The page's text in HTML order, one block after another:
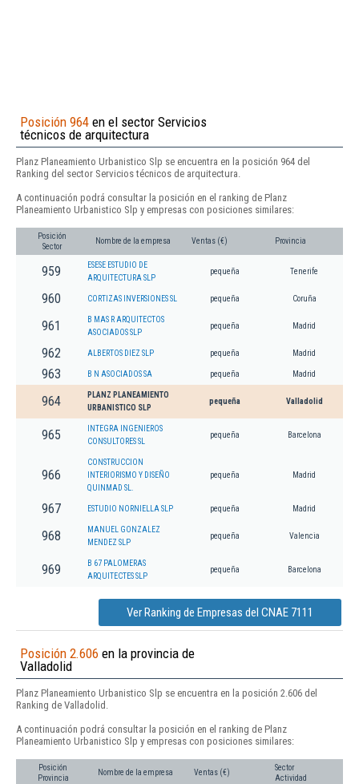
Posición 964 en el sector Servicios
técnicos de arquitectura
Planz Planeamiento Urbanistico Slp se encuentra en la posición 964 del
Ranking del sector Servicios técnicos de arquitectura.
A continuación podrá consultar la posición en el ranking de Planz
Planeamiento Urbanistico Slp y empresas con posiciones similares:
Posición
Sector
Nombre de la empresa Ventas (€) Provincia
959
ESESE ESTUDIO DE
ARQUITECTURA SLP
pequeña Tenerife
960 CORTIZAS INVERSIONES SL pequeña Coruña
961
B MAS R ARQUITECTOS
ASOCIADOS SLP
pequeña Madrid
962 ALBERTOS DIEZ SLP pequeña Madrid
963 B N ASOCIADOS SA pequeña Madrid
964
PLANZ PLANEAMIENTO
URBANISTICO SLP
pequeña Valladolid
965
INTEGRA INGENIEROS
CONSULTORES SL
pequeña Barcelona
966
CONSTRUCCION
INTERIORISMO Y DISEÑO
QUINMAD SL.
pequeña Madrid
967 ESTUDIO NORNIELLA SLP pequeña Madrid
968
MANUEL GONZALEZ
MENDEZ SLP
pequeña Valencia
969
B 67 PALOMERAS
ARQUITECTES SLP
pequeña Barcelona
Ver Ranking de Empresas del CNAE 7111
Posición 2.606 en la provincia de
Valladolid
Planz Planeamiento Urbanistico Slp se encuentra en la posición 2.606 del
Ranking de Valladolid.
A continuación podrá consultar la posición en el ranking de Planz
Planeamiento Urbanistico Slp y empresas con posiciones similares:
Posición
Provincia
Nombre de la empresa Ventas (€)
Sector
Actividad